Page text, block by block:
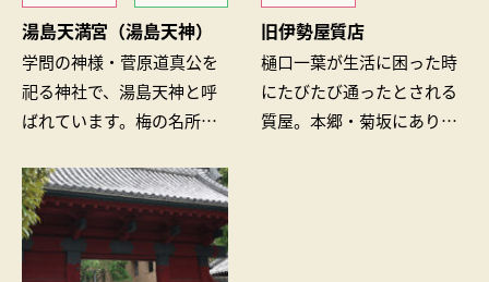
湯島天満宮（湯島天神）
学問の神様・菅原道真公を
祀る神社で、湯島天神と呼
ばれています。梅の名所と
は、銅製の鳥居(都指定文化
財)や迷子探しの奇縁氷人石
(区指定文化財…
旧伊勢屋質店
樋口一葉が生活に困った時
にたびたび通ったとされる
質屋。本郷・菊坂にあり、